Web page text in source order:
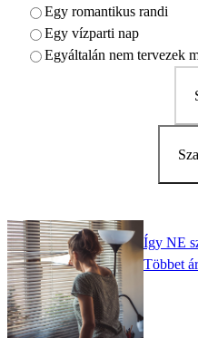
Egy romantikus randi
Egy vízparti nap
Egyáltalán nem tervezek
Így NE
Többet